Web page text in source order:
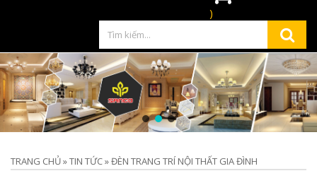
)
TRANG CHỦ»TIN TỨC»ĐÈN TRANG TRÍ NỘI THẤT GIA ĐÌNH